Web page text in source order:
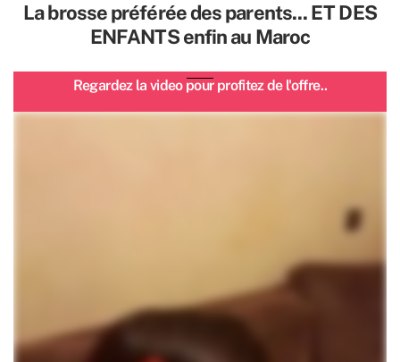
La brosse préférée des parents... ET DES
ENFANTS enfin au Maroc
Regardez la video pour profitez de l'offre..